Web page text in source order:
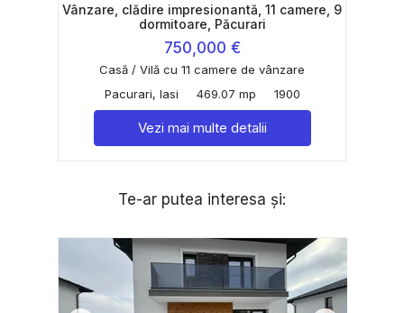
Vânzare, clădire impresionantă, 11 camere, 9
dormitoare, Păcurari
750,000 €
Casă / Vilă cu 11 camere de vânzare
Pacurari, Iasi
469.07 mp 1900
Vezi mai multe detalii
Te-ar putea interesa și: